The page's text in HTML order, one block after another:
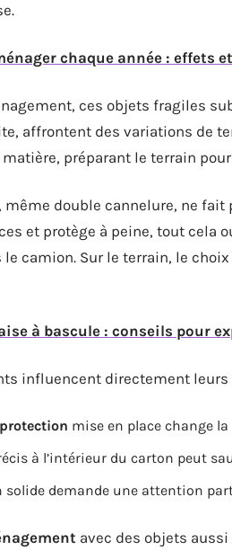
chaque année : effets
ces objets fragiles
affrontent des variations de
préparant le terrain
double cannelure, ne fait
et protège à peine, tout cela
camion. Sur le terrain, le
à bascule : conseils pour
influencent directement leurs
mise en place change la
à l’intérieur du carton peut
solide demande une attention
avec des objets aussi